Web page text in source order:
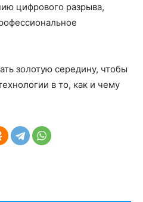
цифрового разрыва,
золотую середину, чтобы
в то, как и чему